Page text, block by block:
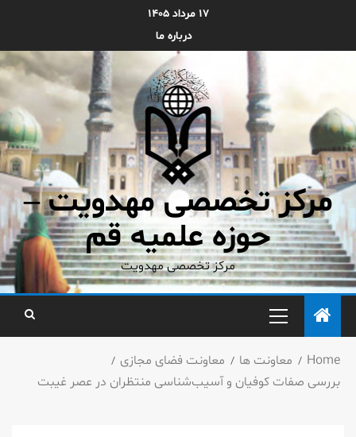
۱۷ مرداد ۱۴۰۵
درباره ما
مرکز تخصصی مهدویت –
حوزه علمیه قم
مرکز تخصصی مهدویت
Home معاونت ها
معاونت فضای مجازی
بررسی صفات کوفیان و آسیب‌شناسی منتظران در عصر غیبت